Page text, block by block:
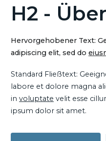
H2 -
Hervorgehobener Text:
adipiscing elit, sed do
Standard Fließtext:
labore et dolore magna
in voluptate velit esse
ipsum dolor sit amet.